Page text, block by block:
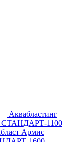
Аквабластинг
СТАНДАРТ-1100
Армис